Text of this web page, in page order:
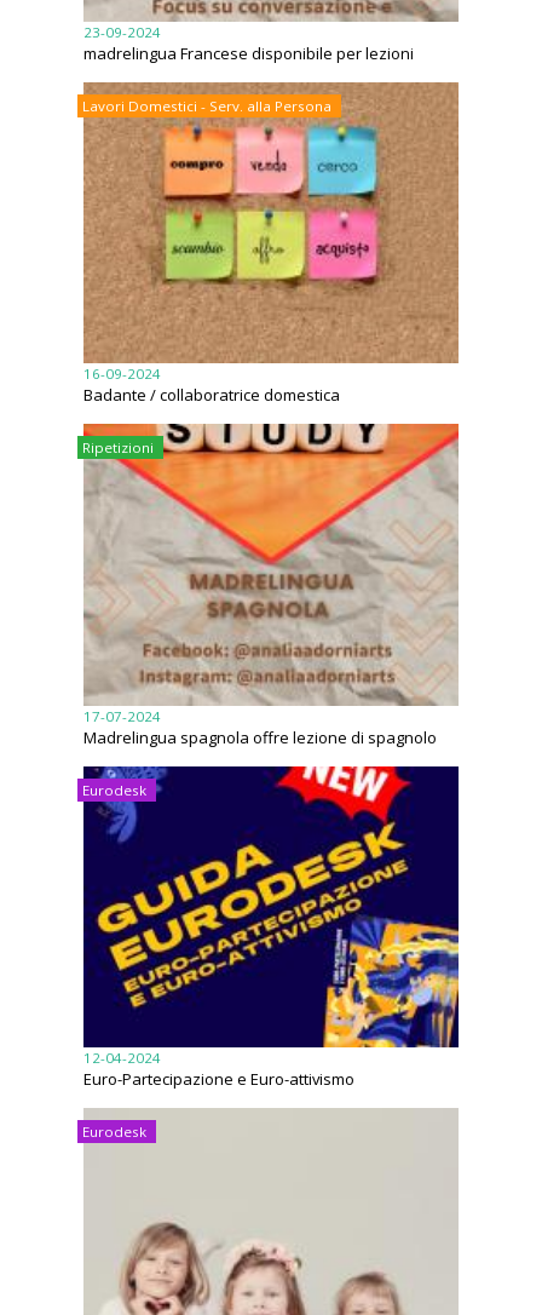
23-09-2024
madrelingua Francese disponibile per lezioni
Lavori Domestici - Serv. alla Persona
16-09-2024
Badante / collaboratrice domestica
Ripetizioni
17-07-2024
Madrelingua spagnola offre lezione di spagnolo
Eurodesk
12-04-2024
Euro-Partecipazione e Euro-attivismo
Eurodesk